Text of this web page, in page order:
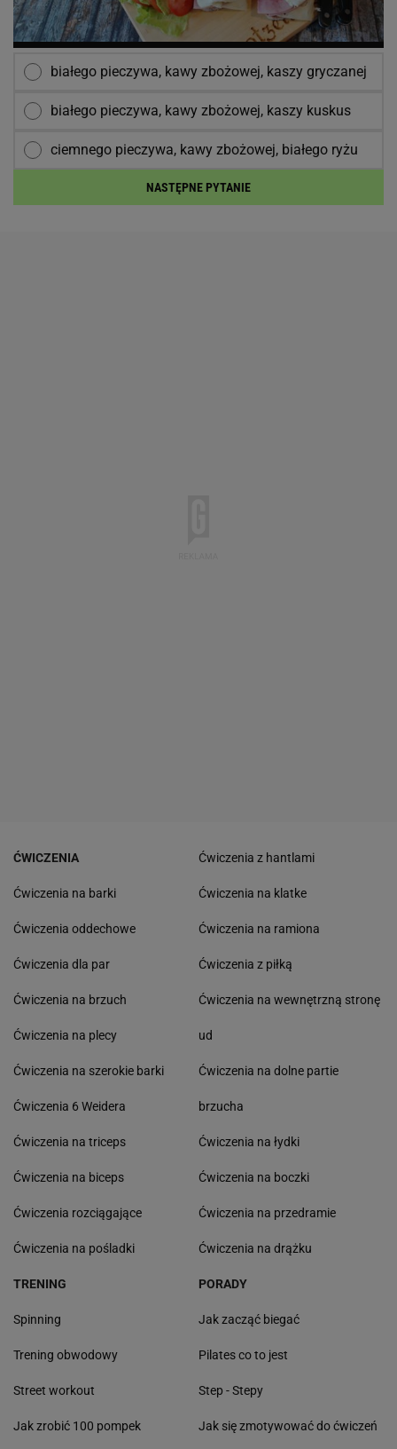
białego pieczywa, kawy zbożowej, kaszy gryczanej
białego pieczywa, kawy zbożowej, kaszy kuskus
ciemnego pieczywa, kawy zbożowej, białego ryżu
NASTĘPNE PYTANIE
ĆWICZENIA
Ćwiczenia na barki
Ćwiczenia oddechowe
Ćwiczenia dla par
Ćwiczenia na brzuch
Ćwiczenia na plecy
Ćwiczenia na szerokie barki
Ćwiczenia 6 Weidera
Ćwiczenia na triceps
Ćwiczenia na biceps
Ćwiczenia rozciągające
Ćwiczenia na pośladki
Ćwiczenia z hantlami
Ćwiczenia na klatke
Ćwiczenia na ramiona
Ćwiczenia z piłką
Ćwiczenia na wewnętrzną stronę
ud
Ćwiczenia na dolne partie
brzucha
Ćwiczenia na łydki
Ćwiczenia na boczki
Ćwiczenia na przedramie
Ćwiczenia na drążku
TRENING
Spinning
Trening obwodowy
Street workout
Jak zrobić 100 pompek
PORADY
Jak zacząć biegać
Pilates co to jest
Step - Stepy
Jak się zmotywować do ćwiczeń